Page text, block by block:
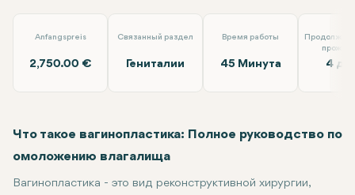
Anfangspreis
2,750.00 €
Связанный раздел
Гениталии
Время работы
45 Минута 4
Что такое вагинопластика: Полное руководство по
омоложению влагалища
Вагинопластика - это вид реконструктивной хирургии,